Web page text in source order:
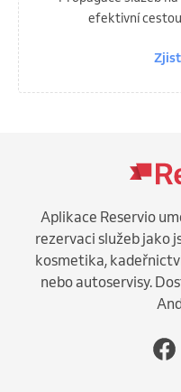
efektivní
Aplikace Reservio
rezervaci služeb jako
kosmetika,
nebo autoservisy.